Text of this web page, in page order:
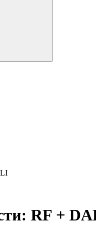
RF +